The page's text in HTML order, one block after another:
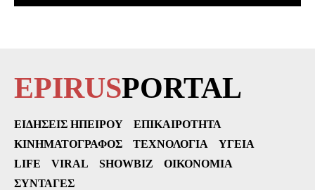
EPIRUSPORTAL
ΕΙΔΉΣΕΙΣ ΗΠΕΊΡΟΥ
ΕΠΙΚΑΙΡΌΤΗΤΑ
ΚΙΝΗΜΑΤΟΓΡΆΦΟΣ
ΤΕΧΝΟΛΟΓΊΑ
ΥΓΕΊΑ
LIFE
VIRAL SHOWBIZ
ΟΙΚΟΝΟΜΊΑ
ΣΥΝΤΑΓΈΣ